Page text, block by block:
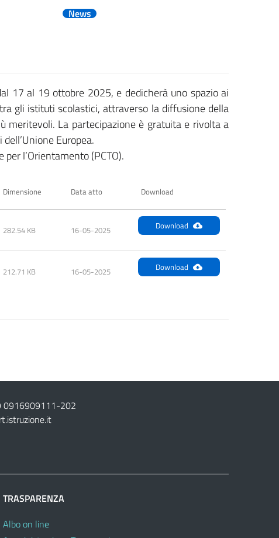
News
17 al 19 ottobre 2025, e dedicherà uno spazio ai
gli istituti scolastici, attraverso la diffusione della
meritevoli. La partecipazione è gratuita e rivolta a
Europea.
l’Orientamento (PCTO).
Dimensione Data atto Download
282.54 KB 16-05-2025 Download
212.71 KB 16-05-2025 Download
0916909111-202
TRASPARENZA
Albo on line